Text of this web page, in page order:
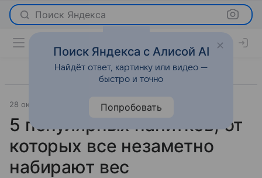
Поиск Яндекса
28 октября 2023 Super.ru О важном
5 популярных напитков, от
которых все незаметно
набирают вес
Поиск Яндекса с Алисой AI
Найдёт ответ, картинку или видео —
быстро и точно
Попробовать